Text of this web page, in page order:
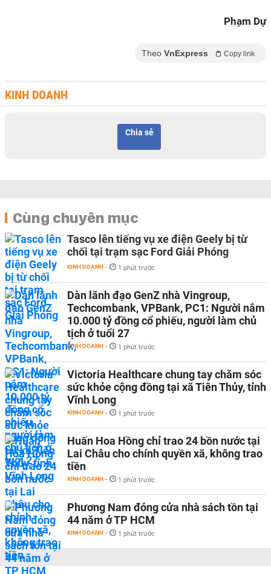
Phạm Dự
Theo VnExpress Copy link
KINH DOANH
Chia sẻ
Cùng chuyên mục
Tasco lên tiếng vụ xe điện Geely bị từ
chối tại trạm sạc Ford Giải Phóng
KINH DOANH - 1 phút trước
Dàn lãnh đạo GenZ nhà Vingroup,
Techcombank, VPBank, PC1: Người nắm
10.000 tỷ đồng cổ phiếu, người làm chủ
tịch ở tuổi 27
KINH DOANH - 1 phút trước
Victoria Healthcare chung tay chăm sóc
sức khỏe cộng đồng tại xã Tiên Thủy, tỉnh
Vĩnh Long
KINH DOANH - 1 phút trước
Huấn Hoa Hồng chỉ trao 24 bồn nước tại
Lai Châu cho chính quyền xã, không trao
tiền
KINH DOANH - 1 phút trước
Phương Nam đóng cửa nhà sách tồn tại
44 năm ở TP HCM
KINH DOANH - 1 phút trước